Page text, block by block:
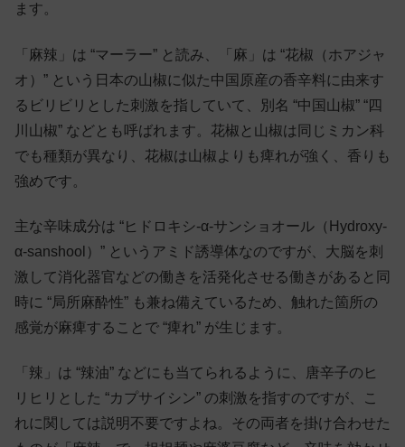
ます。
「麻辣」は “マーラー” と読み、「麻」は “花椒（ホアジャ
オ）” という日本の山椒に似た中国原産の香辛料に由来す
るビリビリとした刺激を指していて、別名 “中国山椒” “四
川山椒” などとも呼ばれます。花椒と山椒は同じミカン科
でも種類が異なり、花椒は山椒よりも痺れが強く、香りも
強めです。
主な辛味成分は “ヒドロキシ-α-サンショオール（Hydroxy-
α-sanshool）” というアミド誘導体なのですが、大脳を刺
激して消化器官などの働きを活発化させる働きがあると同
時に “局所麻酔性” も兼ね備えているため、触れた箇所の
感覚が麻痺することで “痺れ” が生じます。
「辣」は “辣油” などにも当てられるように、唐辛子のヒ
リヒリとした “カプサイシン” の刺激を指すのですが、こ
れに関しては説明不要ですよね。その両者を掛け合わせた